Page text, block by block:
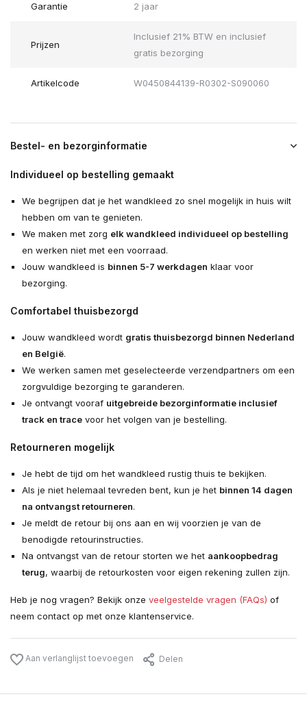
Garantie 2 jaar
Prijzen
Inclusief 21% BTW en inclusief
gratis bezorging
Artikelcode W0450844139-R0302-S090060
Bestel- en bezorginformatie
Individueel op bestelling gemaakt
We begrijpen dat je het wandkleed zo snel mogelijk in huis wilt
hebben om van te genieten.
We maken met zorg elk wandkleed individueel op bestelling
en werken niet met een voorraad.
Jouw wandkleed is binnen 5-7 werkdagen klaar voor
bezorging.
Comfortabel thuisbezorgd
Jouw wandkleed wordt gratis thuisbezorgd binnen Nederland
en België.
We werken samen met geselecteerde verzendpartners om een
zorgvuldige bezorging te garanderen.
Je ontvangt vooraf uitgebreide bezorginformatie inclusief
track en tracevoor het volgen van je bestelling.
Retourneren mogelijk
Je hebt de tijd om het wandkleed rustig thuis te bekijken.
Als je niet helemaal tevreden bent, kun je het binnen 14 dagen
na ontvangst retourneren.
Je meldt de retour bij ons aan en wij voorzien je van de
benodigde retourinstructies.
Na ontvangst van de retour storten we het aankoopbedrag
terug, waarbij de retourkosten voor eigen rekening zullen zijn.
Heb je nog vragen? Bekijk onze veelgestelde vragen (FAQs) of
neem contact op met onze klantenservice.
Aan verlanglijst toevoegen Delen